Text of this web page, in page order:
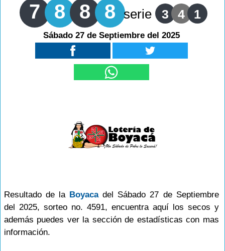
7 8 8 8 serie 3 4 1
Sábado 27 de Septiembre del 2025
Resultado de la Boyacadel Sábado 27 de Septiembre
del 2025, sorteo no. 4591, encuentra aquí los secos y
además puedes ver la sección de estadísticas con mas
información.